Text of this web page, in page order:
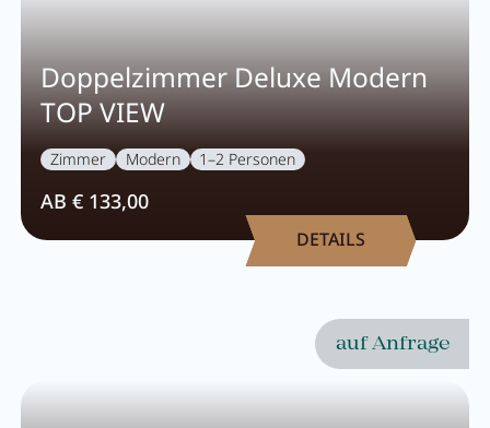
Doppelzimmer Deluxe Modern
TOP VIEW
Zimmer Modern 1–2 Personen
AB € 133,00
DETAILS
auf Anfrage